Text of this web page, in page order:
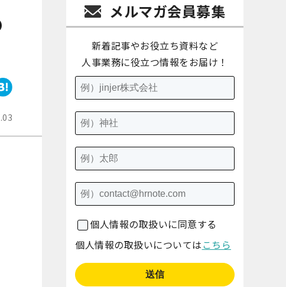
メルマガ会員募集
新着記事やお役立ち資料など
人事業務に役立つ情報をお届け！
個人情報の取扱いに同意する
個人情報の取扱いについては こちら